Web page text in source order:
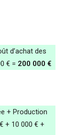
d’achat des
€ = 200 000 €
+ Production
+ 10 000 € +